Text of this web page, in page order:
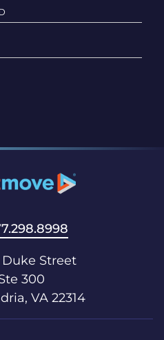
Street
300
VA 22314